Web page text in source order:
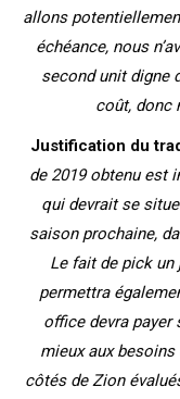
allons
échéance, nous
second unit digne
coût, donc
Justification du
de 2019 obtenu est
qui devrait se
saison prochaine,
Le fait de pick un
permettra
office devra payer
mieux aux besoins
côtés de Zion